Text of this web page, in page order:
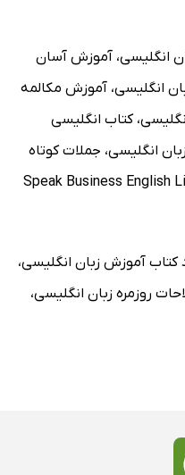
انگلیسی، آموزش آسان
انگلیسی، آموزش مکالمه
،کتاب انگلیسی
انگلیسی، جملات کوتاه
Speak Business English
کتاب آموزش زبان انگلیسی،
روزمره زبان انگلیسی،